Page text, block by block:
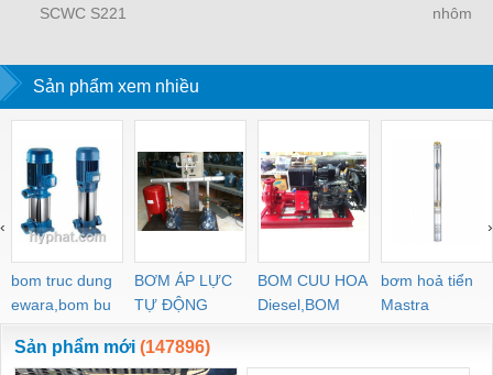
SCWC S221
nhôm
Sản phẩm xem nhiều
bom truc dung
ewara,bom bu
ewara
BƠM ÁP LỰC
TỰ ĐỘNG
BOM CUU HOA
Diesel,BOM
CHUA CHAY
bơm hoả tiển
Mastra
‹ ›
Sản phẩm mới (147896)